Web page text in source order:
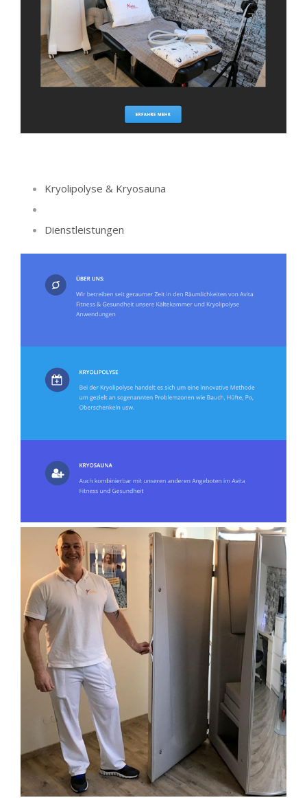
Kryolipolyse & Kryosauna
Dienstleistungen